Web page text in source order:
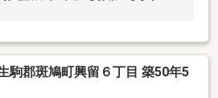
駒郡斑鳩町興留６丁目 築50年5